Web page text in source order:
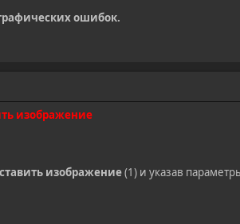
ошибок.
изображение
изображение(1) и указав